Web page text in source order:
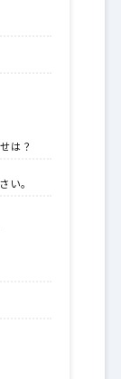
は？
い。